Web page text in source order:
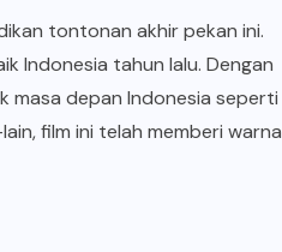
tontonan akhir pekan ini.
Indonesia tahun lalu. Dengan
depan Indonesia seperti
film ini telah memberi warna